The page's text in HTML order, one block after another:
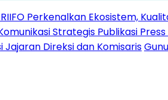
Perkenalkan Ekosistem,
Strategis Publikasi
Jajaran Direksi dan Komisaris